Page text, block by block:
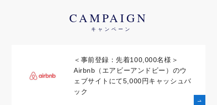
CAMPAIGN
キャンペーン
＜事前登録：先着100,000名様＞
Airbnb（エアビーアンドビー）のウ
ェブサイトにて5,000円キャッシュバ
ック